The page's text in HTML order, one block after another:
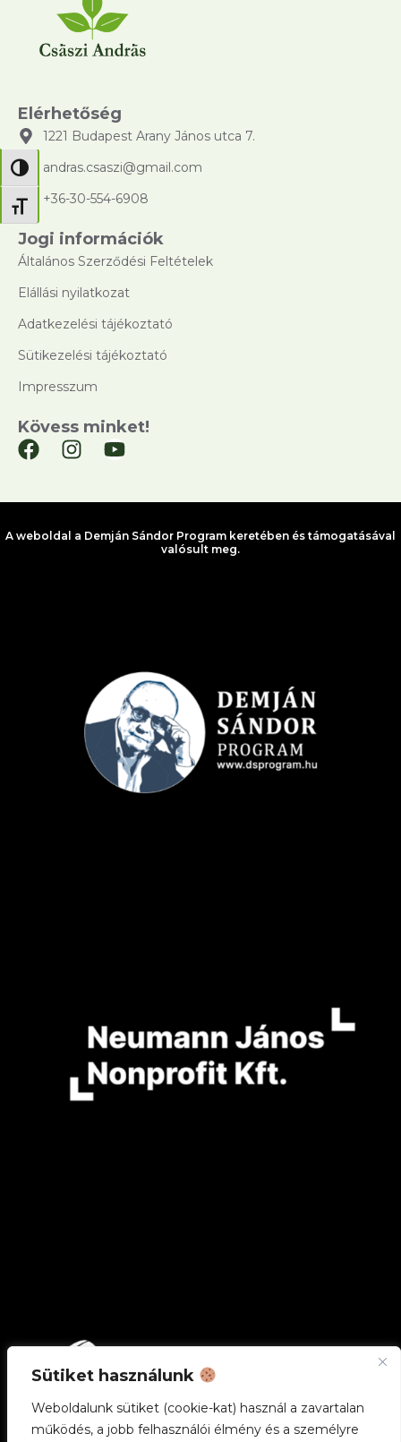
Sütiket használunk
Weboldalunk sütiket (cookie-kat) használ a zavartalan
működés, a jobb felhasználói élmény és a személyre
Nagy kontraszt váltása
Betűméret váltása
Elérhetőség
1221 Budapest Arany János utca 7.
andras.csaszi@gmail.com
+36-30-554-6908
Jogi információk
Általános Szerződési Feltételek
Elállási nyilatkozat
Adatkezelési tájékoztató
Sütikezelési tájékoztató
Impresszum
Kövess minket!
A weboldal a Demján Sándor Program keretében és támogatásával
valósult meg.